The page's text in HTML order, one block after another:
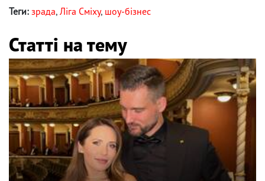
Теги: зрада, Ліга Сміху, шоу-бізнес
Статті на тему